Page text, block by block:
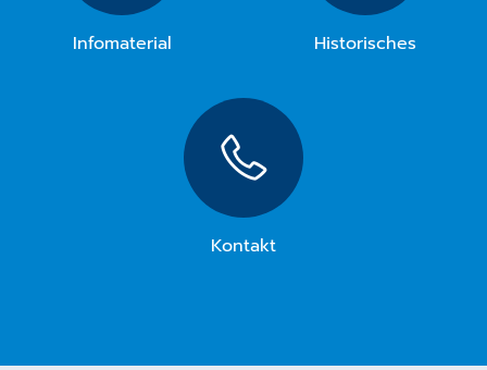
Infomaterial Historisches
Kontakt